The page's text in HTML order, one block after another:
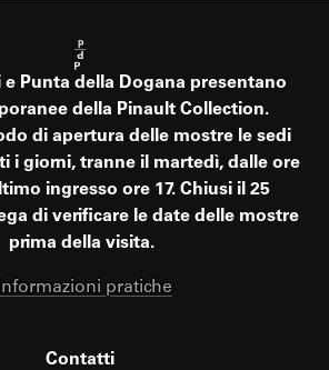
e Punta della Dogana presentano
della Pinault Collection.
di apertura delle mostre le sedi
i giorni, tranne il martedì, dalle ore
ingresso ore 17. Chiusi il 25
di verificare le date delle mostre
prima della visita.
Informazioni pratiche
Contatti